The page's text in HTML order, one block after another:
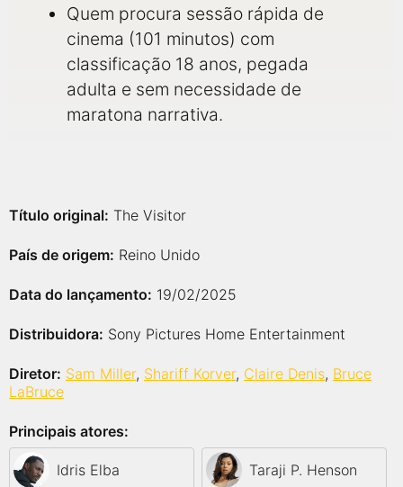
Quem procura sessão rápida de
cinema (101 minutos) com
classificação 18 anos, pegada
adulta e sem necessidade de
maratona narrativa.
Título original: The Visitor
País de origem: Reino Unido
Data do lançamento: 19/02/2025
Distribuidora: Sony Pictures Home Entertainment
Diretor: Sam Miller, Shariff Korver, Claire Denis, Bruce
LaBruce
Principais atores:
Idris Elba Taraji P. Henson